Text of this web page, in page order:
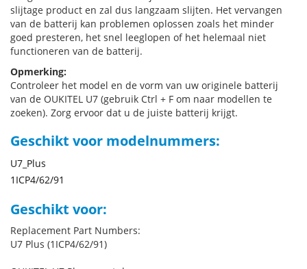
slijtage product en zal dus langzaam slijten. Het vervangen
van de batterij kan problemen oplossen zoals het minder
goed presteren, het snel leeglopen of het helemaal niet
functioneren van de batterij.
Opmerking:
Controleer het model en de vorm van uw originele batterij
van de OUKITEL U7 (gebruik Ctrl + F om naar modellen te
zoeken). Zorg ervoor dat u de juiste batterij krijgt.
Geschikt voor modelnummers:
U7_Plus
1ICP4/62/91
Geschikt voor:
Replacement Part Numbers:
U7 Plus (1ICP4/62/91)